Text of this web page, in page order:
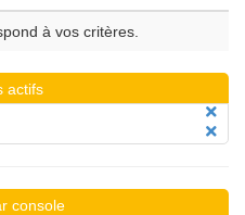
à vos critères.
actifs
console